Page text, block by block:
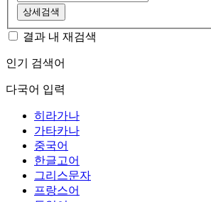
상세검색
결과 내 재검색
인기 검색어
다국어 입력
히라가나
가타카나
중국어
한글고어
그리스문자
프랑스어